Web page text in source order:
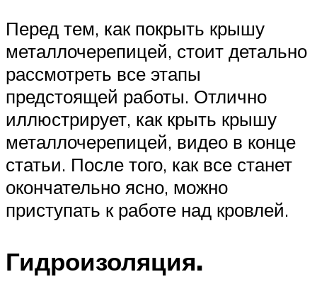
Перед тем, как покрыть крышу
металлочерепицей, стоит детально
рассмотреть все этапы
предстоящей работы. Отлично
иллюстрирует, как крыть крышу
металлочерепицей, видео в конце
статьи. После того, как все станет
окончательно ясно, можно
приступать к работе над кровлей.
Гидроизоляция.